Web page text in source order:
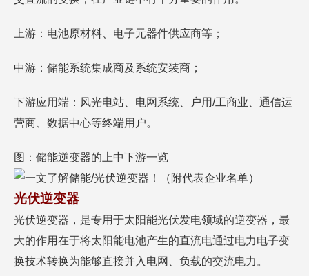
上游：电池原材料、电子元器件供应商等；
中游：储能系统集成商及系统安装商；
下游应用端：风光电站、电网系统、户用/工商业、通信运
营商、数据中心等终端用户。
图：储能逆变器的上中下游一览
光伏逆变器
光伏逆变器，是专用于太阳能光伏发电领域的逆变器，最
大的作用在于将太阳能电池产生的直流电通过电力电子变
换技术转换为能够直接并入电网、负载的交流电力。